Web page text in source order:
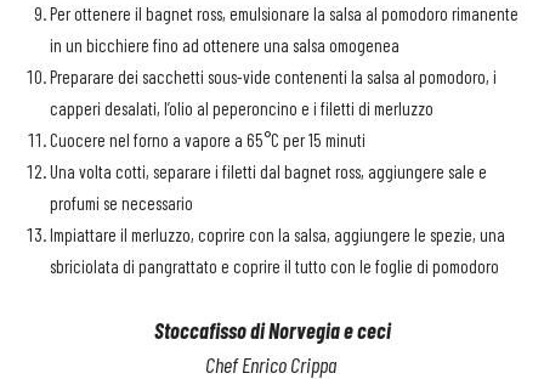
Per ottenere il bagnet ross, emulsionare la salsa al pomodoro rimanente
in un bicchiere fino ad ottenere una salsa omogenea
Preparare dei sacchetti sous-vide contenenti la salsa al pomodoro, i
capperi desalati, l’olio al peperoncino e i filetti di merluzzo
Cuocere nel forno a vapore a 65°C per 15 minuti
Una volta cotti, separare i filetti dal bagnet ross, aggiungere sale e
profumi se necessario
Impiattare il merluzzo, coprire con la salsa, aggiungere le spezie, una
sbriciolata di pangrattato e coprire il tutto con le foglie di pomodoro
Stoccafisso di Norvegia e ceci
Chef Enrico Crippa